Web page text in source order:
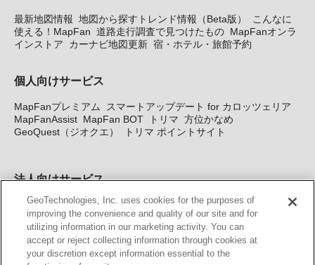
最新地図情報 地図から探すトレンド情報（Beta版）
こんなに
使える！MapFan 道路走行調査で見つけたもの MapFanオンラ
インストア
カーナビ地図更新 宿・ホテル・旅館予約
個人向けサービス
MapFanプレミアム
スマートアップデート for カロッツェリア
MapFanAssist MapFan BOT トリマ 方位かなめ
GeoQuest（ジオクエ）
トリマ ポイントサイト
法人向けサービス
法人向け地図・位置情報サービス WEBサイト・システム向け地
図API Windows PC向け地図開発キット MapFan DB 住所確認
サービス
MAP WORLD+ トリマ広告 Geo-Research
GeoTechnologies, Inc. uses cookies for the purposes of
improving the convenience and quality of our site and for
utilizing information in our marketing activity. You can
accept or reject collecting information through cookies at
your discretion except information essential to the